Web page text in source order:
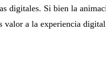
digitales. Si bien la
valor a la experiencia